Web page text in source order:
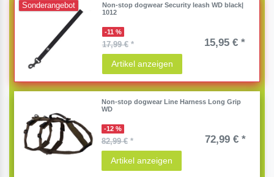
Sonderangebot
Non-stop dogwear Security leash WD black|
1012
-11 %
17,99 €* 15,95 € *
Artikel anzeigen
Non-stop dogwear Line Harness Long Grip
WD
-12 %
82,99 €* 72,99 € *
Artikel anzeigen